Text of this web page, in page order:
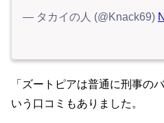
— タカイの人 (@Knack69)
「ズートピアは普通に刑事の
いう口コミもありました。